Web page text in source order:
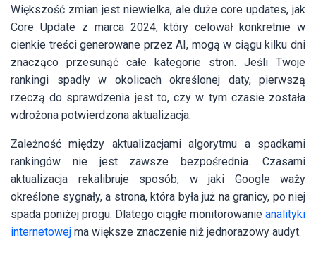
Większość zmian jest niewielka, ale duże core updates, jak
Core Update z marca 2024, który celował konkretnie w
cienkie treści generowane przez AI, mogą w ciągu kilku dni
znacząco przesunąć całe kategorie stron. Jeśli Twoje
rankingi spadły w okolicach określonej daty, pierwszą
rzeczą do sprawdzenia jest to, czy w tym czasie została
wdrożona potwierdzona aktualizacja.
Zależność między aktualizacjami algorytmu a spadkami
rankingów nie jest zawsze bezpośrednia. Czasami
aktualizacja rekalibruje sposób, w jaki Google waży
określone sygnały, a strona, która była już na granicy, po niej
spada poniżej progu. Dlatego ciągłe monitorowanie analityki
internetowej ma większe znaczenie niż jednorazowy audyt.